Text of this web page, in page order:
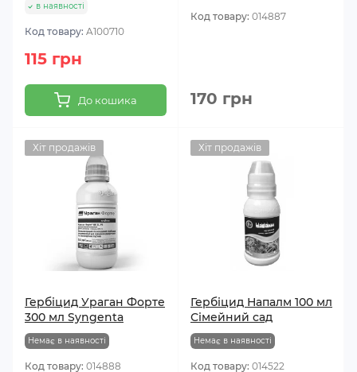
в наявності
Код товару: A100710
115 грн
До кошика
Код товару: 014887
170 грн
Хіт продажів
Гербіцид Ураган Форте
300 мл Syngenta
Немає в наявності
Код товару: 014888
Хіт продажів
Гербіцид Напалм 100 мл
Сімейний сад
Немає в наявності
Код товару: 014522